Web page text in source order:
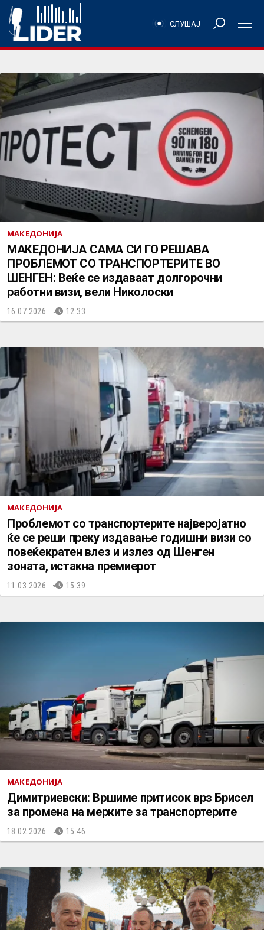
СЛУШАЈ
МАКЕДОНИЈА
МАКЕДОНИЈА САМА СИ ГО РЕШАВА
ПРОБЛЕМОТ СО ТРАНСПОРТЕРИТЕ ВО
ШЕНГЕН: Веќе се издаваат долгорочни
работни визи, вели Николоски
16.07.2026. 12:33
МАКЕДОНИЈА
Проблемот со транспортерите најверојатно
ќе се реши преку издавање годишни визи со
повеќекратен влез и излез од Шенген
зоната, истакна премиерот
11.03.2026. 15:39
МАКЕДОНИЈА
Димитриевски: Вршиме притисок врз Брисел
за промена на мерките за транспортерите
18.02.2026. 15:46